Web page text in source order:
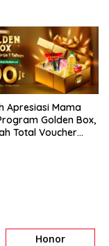
Apresiasi Mama
Golden Box,
Total Voucher
Honor